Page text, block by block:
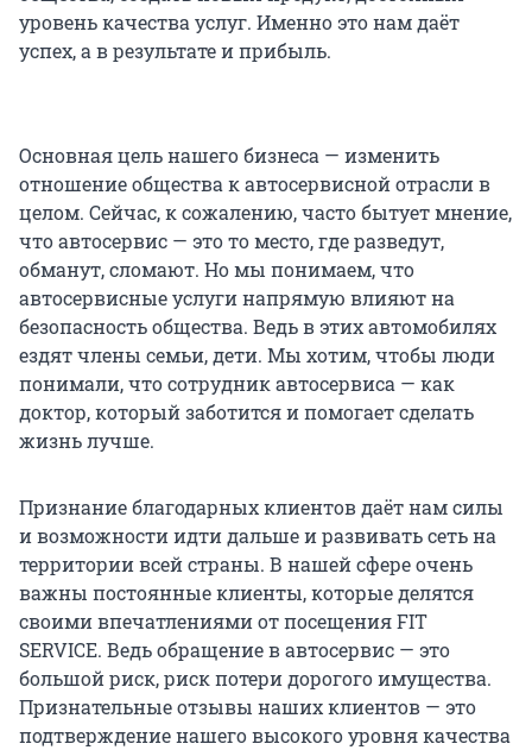
уровень качества услуг. Именно это нам даёт
успех, а в результате и прибыль.
Основная цель нашего бизнеса — изменить
отношение общества к автосервисной отрасли в
целом. Сейчас, к сожалению, часто бытует мнение,
что автосервис — это то место, где разведут,
обманут, сломают. Но мы понимаем, что
автосервисные услуги напрямую влияют на
безопасность общества. Ведь в этих автомобилях
ездят члены семьи, дети. Мы хотим, чтобы люди
понимали, что сотрудник автосервиса — как
доктор, который заботится и помогает сделать
жизнь лучше.
Признание благодарных клиентов даёт нам силы
и возможности идти дальше и развивать сеть на
территории всей страны. В нашей сфере очень
важны постоянные клиенты, которые делятся
своими впечатлениями от посещения FIT
SERVICE. Ведь обращение в автосервис — это
большой риск, риск потери дорогого имущества.
Признательные отзывы наших клиентов — это
подтверждение нашего высокого уровня качества